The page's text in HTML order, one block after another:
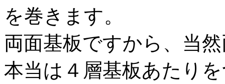
を巻きます。
両面基板ですから、当
本当は４層基板あたり